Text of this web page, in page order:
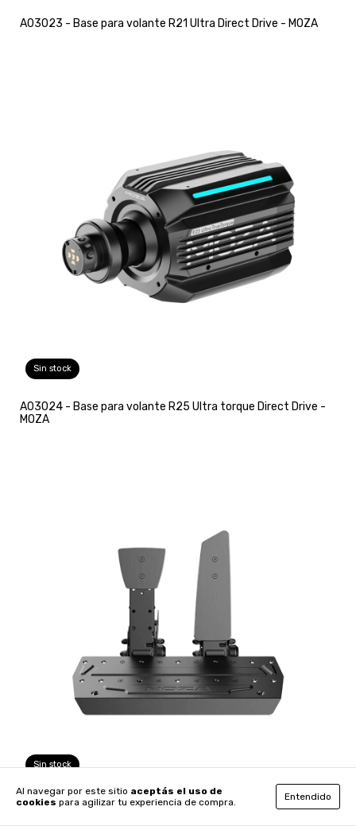
Al navegar por este sitio aceptás el uso de
cookies para agilizar tu experiencia de compra. Entendido
A03023 - Base para volante R21 Ultra Direct Drive - MOZA
Sin stock
A03024 - Base para volante R25 Ultra torque Direct Drive -
MOZA
Sin stock
A02617 - Pedales SRP con base Base (Acelerador + Freno) -